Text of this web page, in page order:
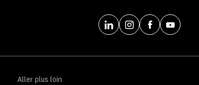
Aller plus loin